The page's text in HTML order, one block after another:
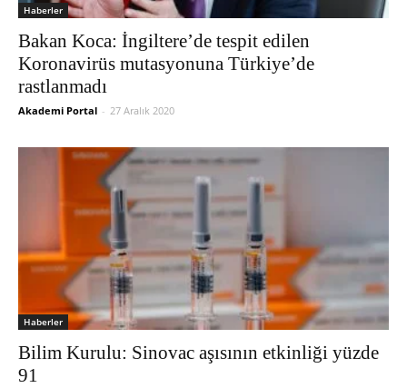
Haberler
Bakan Koca: İngiltere’de tespit edilen
Koronavirüs mutasyonuna Türkiye’de
rastlanmadı
Akademi Portal - 27 Aralık 2020
Haberler
Bilim Kurulu: Sinovac aşısının etkinliği yüzde
91